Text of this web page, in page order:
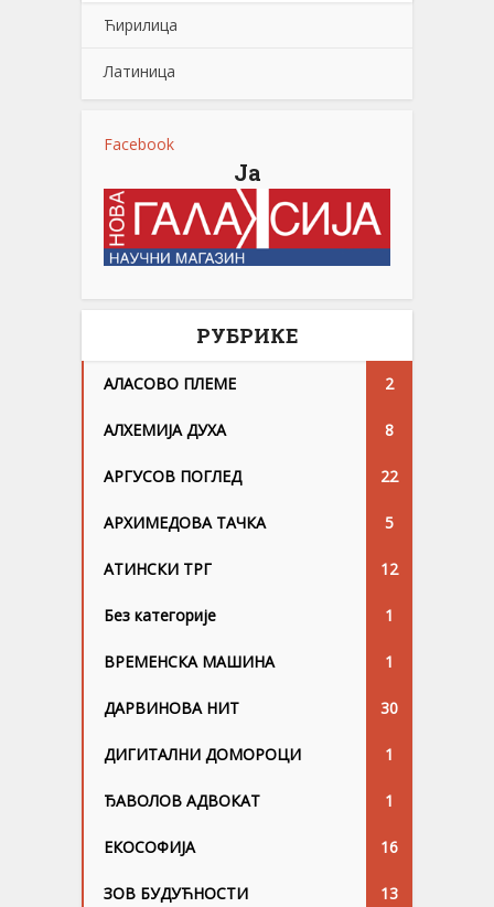
Ћирилица
Латиница
Facebook
Ја
РУБРИКЕ
АЛАСОВО ПЛЕМЕ 2
АЛХЕМИЈА ДУХА 8
АРГУСОВ ПОГЛЕД 22
АРХИМЕДОВА ТАЧКА 5
АТИНСКИ ТРГ 12
Без категорије 1
ВРЕМЕНСКА МАШИНА 1
ДАРВИНОВА НИТ 30
ДИГИТАЛНИ ДОМОРОЦИ 1
ЂАВОЛОВ АДВОКАТ 1
ЕКОСОФИЈА 16
ЗОВ БУДУЋНОСТИ 13